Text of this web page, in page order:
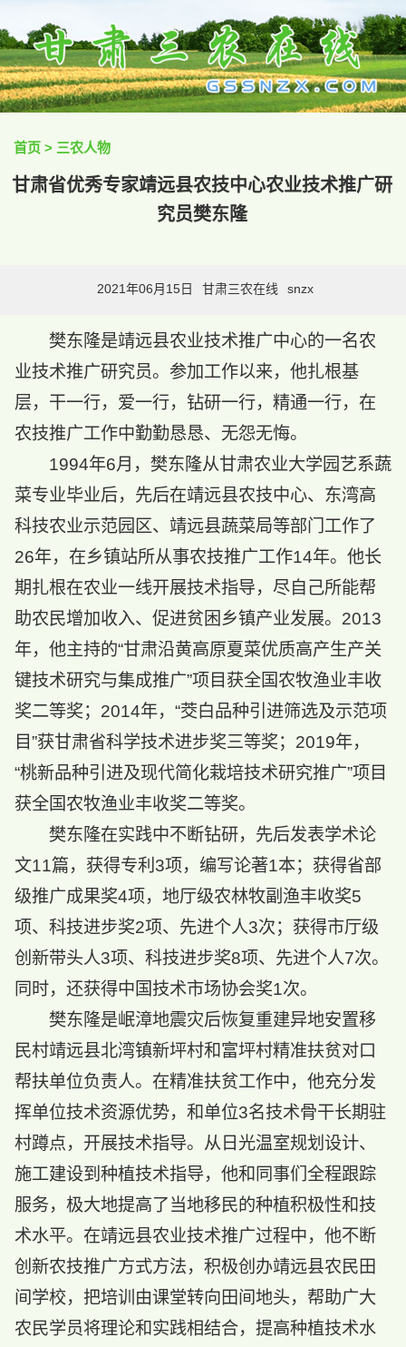
首页 > 三农人物
甘肃省优秀专家靖远县农技中心农业技术推广研
究员樊东隆
2021年06月15日 甘肃三农在线 snzx
樊东隆是靖远县农业技术推广中心的一名农
业技术推广研究员。参加工作以来，他扎根基
层，干一行，爱一行，钻研一行，精通一行，在
农技推广工作中勤勤恳恳、无怨无悔。
1994年6月，樊东隆从甘肃农业大学园艺系蔬
菜专业毕业后，先后在靖远县农技中心、东湾高
科技农业示范园区、靖远县蔬菜局等部门工作了
26年，在乡镇站所从事农技推广工作14年。他长
期扎根在农业一线开展技术指导，尽自己所能帮
助农民增加收入、促进贫困乡镇产业发展。2013
年，他主持的“甘肃沿黄高原夏菜优质高产生产关
键技术研究与集成推广”项目获全国农牧渔业丰收
奖二等奖；2014年，“茭白品种引进筛选及示范项
目”获甘肃省科学技术进步奖三等奖；2019年，
“桃新品种引进及现代简化栽培技术研究推广”项目
获全国农牧渔业丰收奖二等奖。
樊东隆在实践中不断钻研，先后发表学术论
文11篇，获得专利3项，编写论著1本；获得省部
级推广成果奖4项，地厅级农林牧副渔丰收奖5
项、科技进步奖2项、先进个人3次；获得市厅级
创新带头人3项、科技进步奖8项、先进个人7次。
同时，还获得中国技术市场协会奖1次。
樊东隆是岷漳地震灾后恢复重建异地安置移
民村靖远县北湾镇新坪村和富坪村精准扶贫对口
帮扶单位负责人。在精准扶贫工作中，他充分发
挥单位技术资源优势，和单位3名技术骨干长期驻
村蹲点，开展技术指导。从日光温室规划设计、
施工建设到种植技术指导，他和同事们全程跟踪
服务，极大地提高了当地移民的种植积极性和技
术水平。在靖远县农业技术推广过程中，他不断
创新农技推广方式方法，积极创办靖远县农民田
间学校，把培训由课堂转向田间地头，帮助广大
农民学员将理论和实践相结合，提高种植技术水